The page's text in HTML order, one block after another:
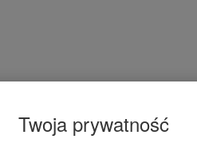
Twoja prywatność